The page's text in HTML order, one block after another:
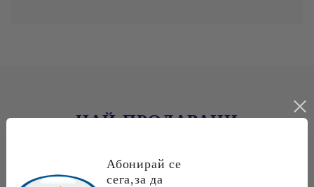
НАЙ-ПРОДАВАНИ
Абонирай се
сега,за да